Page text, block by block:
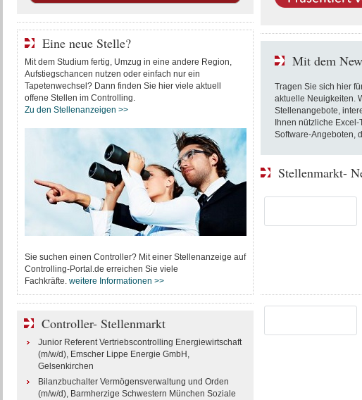
Mit dem
Tragen Sie sich hier
aktuelle Neuigkeiten.
Stellenangebote,
Ihnen nützliche
Software-Angeboten,
Stellenmarkt-
Eine neue Stelle?
Mit dem Studium fertig, Umzug in eine andere Region,
Aufstiegschancen nutzen oder einfach nur ein
Tapetenwechsel? Dann finden Sie hier viele aktuell
offene Stellen im Controlling.
Zu den Stellenanzeigen >>
Sie suchen einen Controller? Mit einer Stellenanzeige auf
Controlling-Portal.de erreichen Sie viele
Fachkräfte. weitere Informationen >>
Controller- Stellenmarkt
Junior Referent Vertriebscontrolling Energiewirtschaft
(m/w/d), Emscher Lippe Energie GmbH,
Gelsenkirchen
Bilanzbuchalter Vermögensverwaltung und Orden
(m/w/d), Barmherzige Schwestern München Soziale